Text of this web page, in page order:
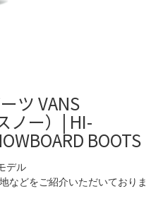
ツ VANS
ノー）| HI-
BOOTS
デル
などをご紹介いただいておりま